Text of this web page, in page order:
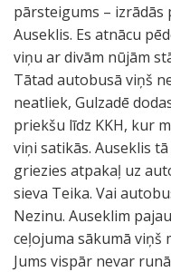
pārsteigums – izrādās
Auseklis. Es atnācu
viņu ar divām nūjām
Tātad autobusā viņš
neatliek, Gulzadē
priekšu līdz KKH, kur
viņi satikās. Auseklis
griezies atpakaļ uz
sieva Teika. Vai
Nezinu. Auseklim
ceļojuma sākumā viņš
Jums vispār nevar